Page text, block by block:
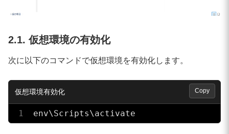
2.1. 仮想環境の有効化
次に以下のコマンドで仮想環境を有効化します。
env\Scripts\activate
Copy